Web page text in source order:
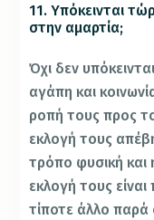
11. Υπόκεινται
στην αμαρτία;
Όχι δεν
αγάπη και
ροπή τους προς
εκλογή τους
τρόπο φυσική και
εκλογή τους
τίποτε άλλο παρά